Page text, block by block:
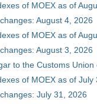
of MOEX as of
August 4, 2026
of MOEX as of
August 3, 2026
to the Customs
of MOEX as of July
July 31, 2026